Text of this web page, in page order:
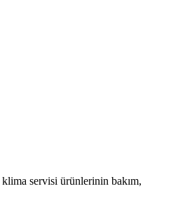
klima servisi ürünlerinin bakım,